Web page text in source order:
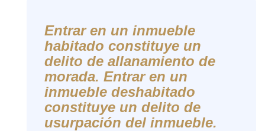
Entrar en un inmueble
habitado constituye un
delito de allanamiento de
morada. Entrar en un
inmueble deshabitado
constituye un delito de
usurpación del inmueble.